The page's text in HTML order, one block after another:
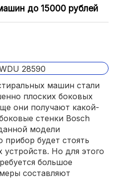
до 15000 рублей
машин стали
плоских боковых
они получают какой-
стенки Bosch
модели
будет стоять
устройств. Но для этого
большое
составляют